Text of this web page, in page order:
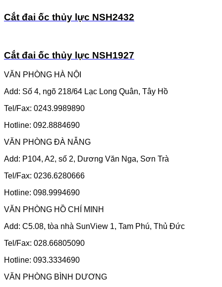
Cắt đai ốc thủy lực NSH2432
Cắt đai ốc thủy lực NSH1927
VĂN PHÒNG HÀ NỘI
Add: Số 4, ngõ 218/64 Lạc Long Quân, Tây Hồ
Tel/Fax: 0243.9989890
Hotline: 092.8884690
VĂN PHÒNG ĐÀ NẴNG
Add: P104, A2, số 2, Dương Văn Nga, Sơn Trà
Tel/Fax: 0236.6280666
Hotline: 098.9994690
VĂN PHÒNG HỒ CHÍ MINH
Add: C5.08, tòa nhà SunView 1, Tam Phú, Thủ Đức
Tel/Fax: 028.66805090
Hotline: 093.3334690
VĂN PHÒNG BÌNH DƯƠNG